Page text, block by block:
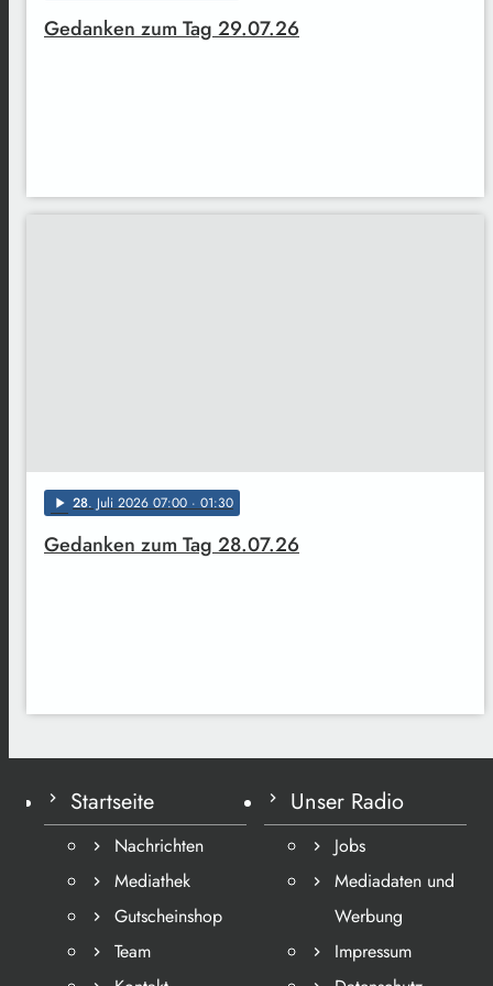
Gedanken zum Tag 29.07.26
play_arrow 28. Juli 2026 07:00 · 01:30
Gedanken zum Tag 28.07.26
Startseite
Nachrichten
Mediathek
Gutscheinshop
Team
Unser Radio
Jobs
Mediadaten und
Werbung
Impressum